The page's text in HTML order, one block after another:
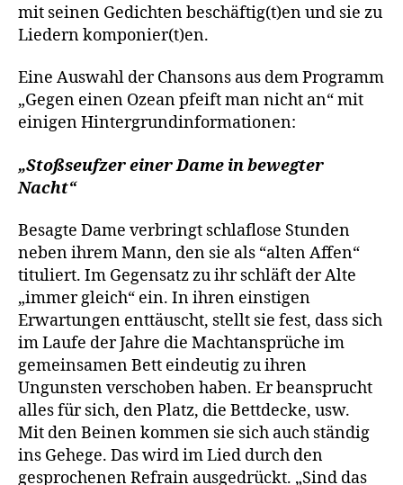
mit seinen Gedichten beschäftig(t)en und sie zu
Liedern komponier(t)en.
Eine Auswahl der Chansons aus dem Programm
„Gegen einen Ozean pfeift man nicht an“ mit
einigen Hintergrundinformationen:
„Stoßseufzer einer Dame in bewegter
Nacht“
Besagte Dame verbringt schlaflose Stunden
neben ihrem Mann, den sie als “alten Affen“
tituliert. Im Gegensatz zu ihr schläft der Alte
„immer gleich“ ein. In ihren einstigen
Erwartungen enttäuscht, stellt sie fest, dass sich
im Laufe der Jahre die Machtansprüche im
gemeinsamen Bett eindeutig zu ihren
Ungunsten verschoben haben. Er beansprucht
alles für sich, den Platz, die Bettdecke, usw.
Mit den Beinen kommen sie sich auch ständig
ins Gehege. Das wird im Lied durch den
gesprochenen Refrain ausgedrückt. „Sind das